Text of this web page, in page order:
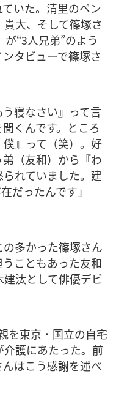
いた。清里のペン
大、そして篠塚さ
“3人兄弟”のよう
タビューで篠塚さ
う寝なさい』って言
くんです。ところ
』って（笑）。好
（友和）から『わ
れていました。建
だったんです」
多かった篠塚さん
こともあった友和
汰として俳優デビ
を東京・国立の自宅
護にあたった。前
はこう感謝を述べ